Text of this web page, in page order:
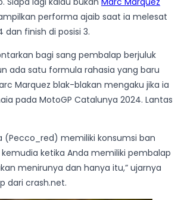
performa ajaib saat ia melesat
dan finish di posisi 3.
bagi sang pembalap berjuluk
ada satu formula rahasia yang baru
Marquez blak-blakan mengaku jika ia
pada MotoGP Catalunya 2024. Lantas
(Pecco_red) memiliki konsumsi ban
ketika Anda memiliki pembalap
menirunya dan hanya itu,” ujarnya
dari crash.net.